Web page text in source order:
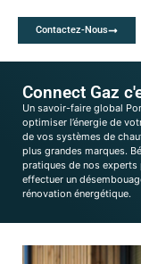
Contactez-Nous
Connect Gaz
Un savoir-faire global
optimiser l’énergie de
de vos systèmes de
plus grandes marques.
pratiques de nos
effectuer un
rénovation énergétique.